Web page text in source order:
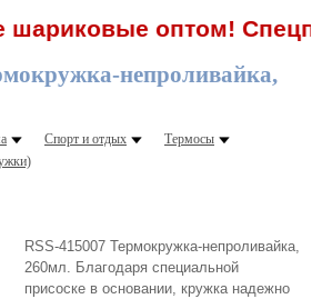
оптом!
непроливайка,
Спорт и отдых
Термосы
RSS-415007 Термокружка-непроливайка,
260мл. Благодаря специальной
присоске в основании, кружка надежно